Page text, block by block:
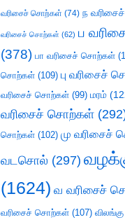
வரிசைச் சொற்கள் (74) ந
வரிசைச் சொற்கள் (62) ப
(378) பா வரிசைச் சொற்கள்
சொற்கள் (109) பு வரிசைச்
வரிசைச் சொற்கள் (99) மரம்
வரிசைச் சொற்கள்
சொற்கள் (102) மு வரிசைச்
வடசொல் (297)
(1624) வ வரிசைச்
வரிசைச் சொற்கள் (107) விலங்கு